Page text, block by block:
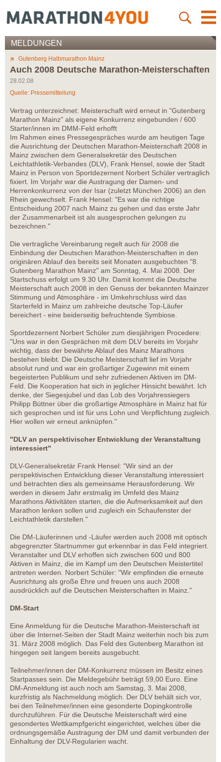
MELDUNGEN
Gutenberg Halbmarathon Mainz
Auch 2008 Deutsche Marathon-Meisterschaften
28.02.08
Quelle: Pressemitteilung
Vertrag unterzeichnet: Meisterschaft wird erneut in "Gutenberg
Marathon Mainz" als eigene Konkurrenz eingebunden / 600
Starter/innen im DMM-Feld erhofft
Im Rahmen eines Pressegespräches wurde am heutigen Tage
die Ausrichtung der Deutschen Marathon-Meisterschaft 2008 in
Mainz zwischen dem Generalsekretär des Deutschen
Leichtathletik-Verbandes (DLV), Frank Hensel, sowie der Stadt
Mainz in Person von Sportdezernent Norbert Schüler vertraglich
fixiert. Im Vorjahr war die Austragung der Damen- und
Herrenkonkurrenz von der Isar (zuletzt München 2006) an den
Rhein gewechselt. Frank Hensel: "Es war die richtige
Entscheidung 2007 nach Mainz zu gehen und das erste Jahr
der Zusammenarbeit ist als ausgesprochen gelungen zu
bezeichnen."
Die vertragliche Vereinbarung regelt auch für 2008 die
Einbindung der Deutschen Marathon-Meisterschaften in den
originären Ablauf des bereits seit Monaten ausgebuchten "8.
Gutenberg Marathon Mainz" am Sonntag, 4. Mai 2008. Der
Startschuss erfolgt um 9.30 Uhr. Damit kommt die Deutsche
Meisterschaft auch 2008 in den Genuss der bekannten Mainzer
Stimmung und Atmosphäre - im Umkehrschluss wird das
Starterfeld in Mainz um zahlreiche deutsche Top-Läufer
bereichert - eine beiderseitig befruchtende Symbiose.
Sportdezernent Norbert Schüler zum diesjährigen Procedere:
"Uns war in den Gesprächen mit dem DLV bereits im Vorjahr
wichtig, dass der bewährte Ablauf des Mainz Marathons
bestehen bleibt. Die Deutsche Meisterschaft lief im Vorjahr
absolut rund und war ein großartiger Zugewinn mit einem
begeisterten Publikum und sehr zufriedenen Aktiven im DM-
Feld. Die Kooperation hat sich in jeglicher Hinsicht bewährt. Ich
denke, der Siegesjubel und das Lob des Vorjahressiegers
Philipp Büttner über die großartige Atmosphäre in Mainz hat für
sich gesprochen und ist für uns Lohn und Verpflichtung zugleich.
Hier wollen wir erneut anknüpfen."
"DLV an perspektivischer Entwicklung der Veranstaltung
interessiert"
DLV-Generalsekretär Frank Hensel: "Wir sind an der
perspektivischen Entwicklung dieser Veranstaltung interessiert
und betrachten dies als gemeinsame Herausforderung. Wir
werden in diesem Jahr erstmalig im Umfeld des Mainz
Marathons Aktivitäten starten, die die Aufmerksamkeit auf den
Marathon lenken sollen und zugleich ein Schaufenster der
Leichtathletik darstellen."
Die DM-Läuferinnen und -Läufer werden auch 2008 mit optisch
abgegrenzter Startnummer gut erkennbar in das Feld integriert.
Veranstalter und DLV erhoffen sich zwischen 600 und 800
Aktiven in Mainz, die im Kampf um den Deutschen Meistertitel
antreten werden. Norbert Schüler: "Wir empfinden die erneute
Ausrichtung als große Ehre und freuen uns auch 2008
ausdrücklich auf die Deutschen Meisterschaften in Mainz."
DM-Start
Eine Anmeldung für die Deutsche Marathon-Meisterschaft ist
über die Internet-Seiten der Stadt Mainz weiterhin noch bis zum
31. März 2008 möglich. Das Feld des Gutenberg Marathon ist
hingegen seit langem bereits ausgebucht.
Teilnehmer/innen der DM-Konkurrenz müssen im Besitz eines
Startpasses sein. Die Meldegebühr beträgt 59,00 Euro. Eine
DM-Anmeldung ist auch noch am Samstag, 3. Mai 2008,
kurzfristig als Nachmeldung möglich. Der DLV behält sich vor,
bei den Teilnehmer/innen eine gesonderte Dopingkontrolle
durchzuführen. Für die Deutsche Meisterschaft wird eine
gesondertes Wettkampfgericht eingerichtet, welches über die
ordnungsgemäße Austragung der DM und damit verbunden der
Einhaltung der DLV-Regularien wacht.